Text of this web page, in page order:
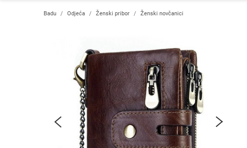
Badu Odjeća Ženski pribor Ženski novčanici